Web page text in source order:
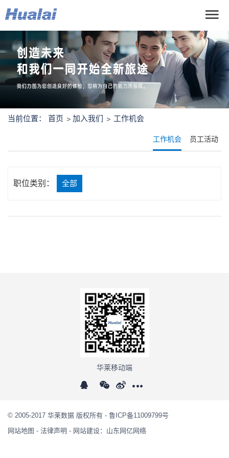
当前位置： 首页 加入我们 工作机会
工作机会 员工活动
职位类别： 全部
华莱移动端
© 2005-2017 华莱数据 版权所有 - 鲁ICP备11009799号
网站地图 - 法律声明 - 网站建设：山东网亿网络